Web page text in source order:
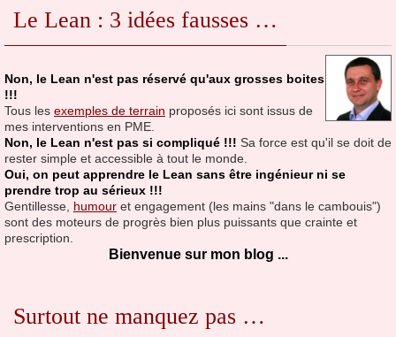
Le Lean : 3 idées fausses …
Non, le Lean n'est pas réservé qu'aux grosses boites
!!!
Tous les exemples de terrain proposés ici sont issus de
mes interventions en PME.
Non, le Lean n'est pas si compliqué !!! Sa force est qu'il se doit de
rester simple et accessible à tout le monde.
Oui, on peut apprendre le Lean sans être ingénieur ni se
prendre trop au sérieux !!!
Gentillesse, humour et engagement (les mains "dans le cambouis")
sont des moteurs de progrès bien plus puissants que crainte et
prescription.
Bienvenue sur mon blog ...
Surtout ne manquez pas …